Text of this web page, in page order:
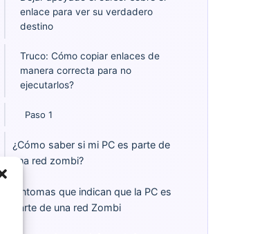
Dejar apoyado el cursor sobre el
destino
Truco: Cómo copiar enlaces de
ejecutarlos?
Paso 1
una red zombi?